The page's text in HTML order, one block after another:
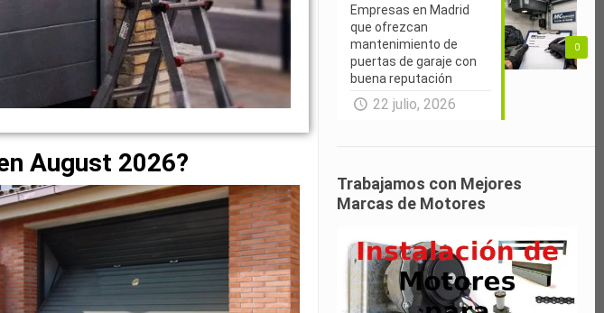
August 2026?
0
Empresas en Madrid
que ofrezcan
mantenimiento de
puertas de garaje con
buena reputación
22 julio, 2026
Trabajamos con Mejores
Marcas de Motores